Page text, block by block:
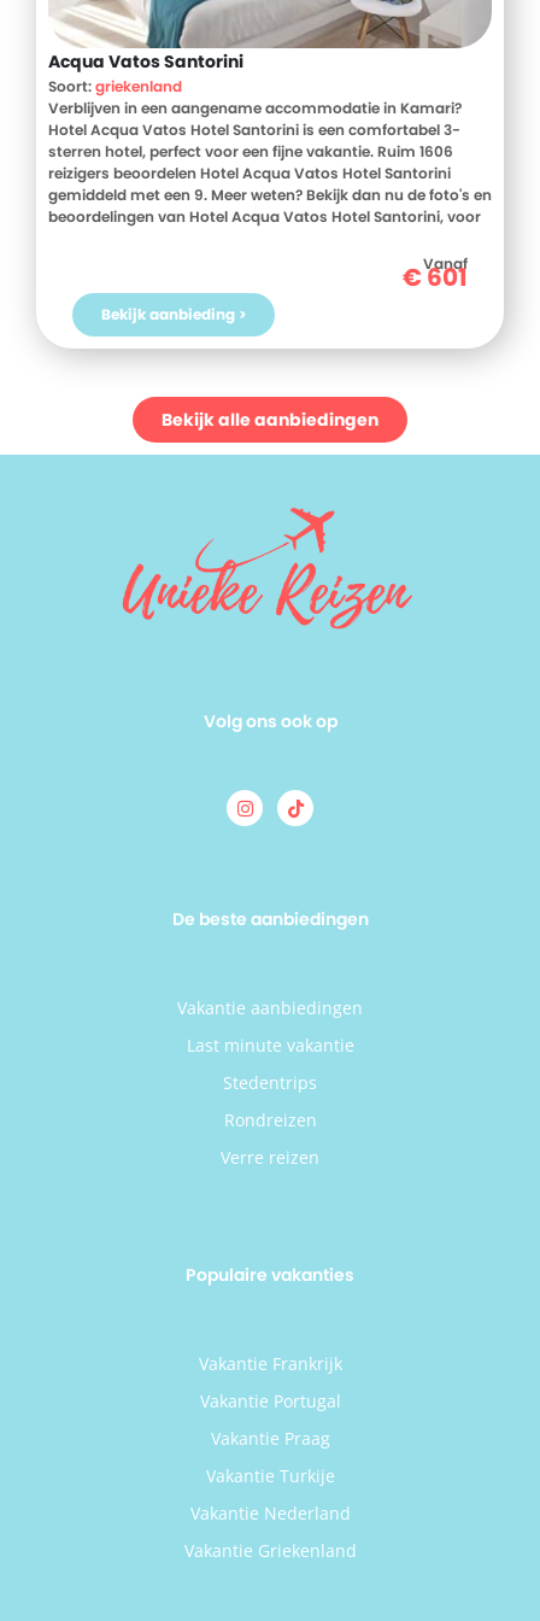
Acqua Vatos Santorini
Soort:griekenland
Verblijven in een aangename accommodatie in Kamari?
Hotel Acqua Vatos Hotel Santorini is een comfortabel 3-
sterren hotel, perfect voor een fijne vakantie. Ruim 1606
reizigers beoordelen Hotel Acqua Vatos Hotel Santorini
gemiddeld met een 9. Meer weten? Bekijk dan nu de foto's en
beoordelingen van Hotel Acqua Vatos Hotel Santorini, voor
Griekenland? Boek jouw vakantie naar Hotel Acqua Vatos
Vanaf
€601
Bekijk aanbieding >
Bekijk alle aanbiedingen
Volg ons ook op
De beste aanbiedingen
Vakantie aanbiedingen
Last minute vakantie
Stedentrips
Rondreizen
Verre reizen
Populaire vakanties
Vakantie Frankrijk
Vakantie Portugal
Vakantie Praag
Vakantie Turkije
Vakantie Nederland
Vakantie Griekenland